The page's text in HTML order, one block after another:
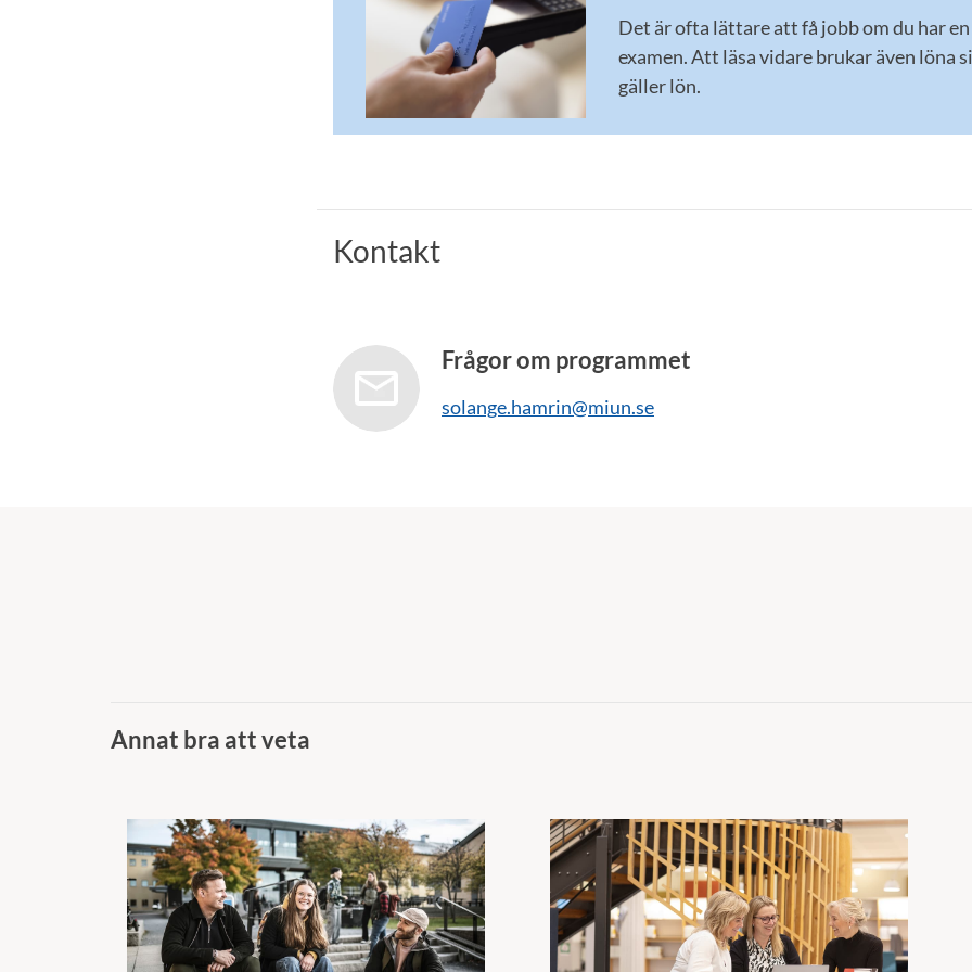
Det är ofta lättare att få jobb om du har
examen. Att läsa vidare brukar även löna
gäller lön.
Kontakt
Frågor om programmet
solange.hamrin@miun.se
Annat bra att veta